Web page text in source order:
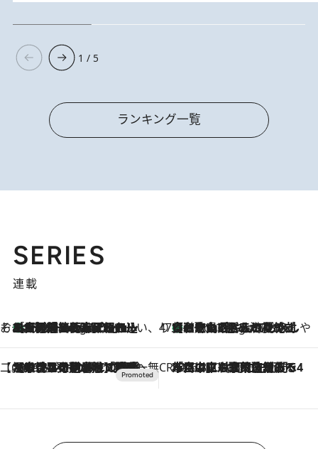
1 / 5
ランキング一覧
SERIES
連載
そおだよおこの関西おいしい、おやつ紀行3 Hours Ago
［大阪府箕面市］一皿一皿目の前で仕上げられる、料理を巧みに組み込んだアシェットデセールコース「ミチル アシェット デセール（Michiru assiette dessert）」 47都道府県の手みやげ ひんやりスイーツで夏を満喫
3 Hours Ago
【和歌山県】この夏絶対食べたい 冷やしておいしいおやつ3選 みかんがごろっと丸ごと入ったジュレ
【CREA×星野リゾート】唯一無二。癒しと発見が待つ場所へ
2026.8.7
【トンボの足水浴】ヒノキの香りに包まれて涼感マックス！約13℃の湧水かけ流しを避暑地「星野温泉 トンボの湯」で体験 CREA'S CHOICE
2026.8.7
「立川にも歌舞伎があるんだよ」 片岡仁左衛門・市川中車ら豪華座組みで4年目の立川立飛歌舞伎へ